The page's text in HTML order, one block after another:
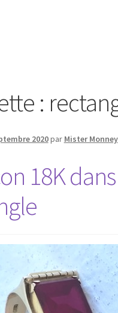
:
2020par Mister Monney
18K